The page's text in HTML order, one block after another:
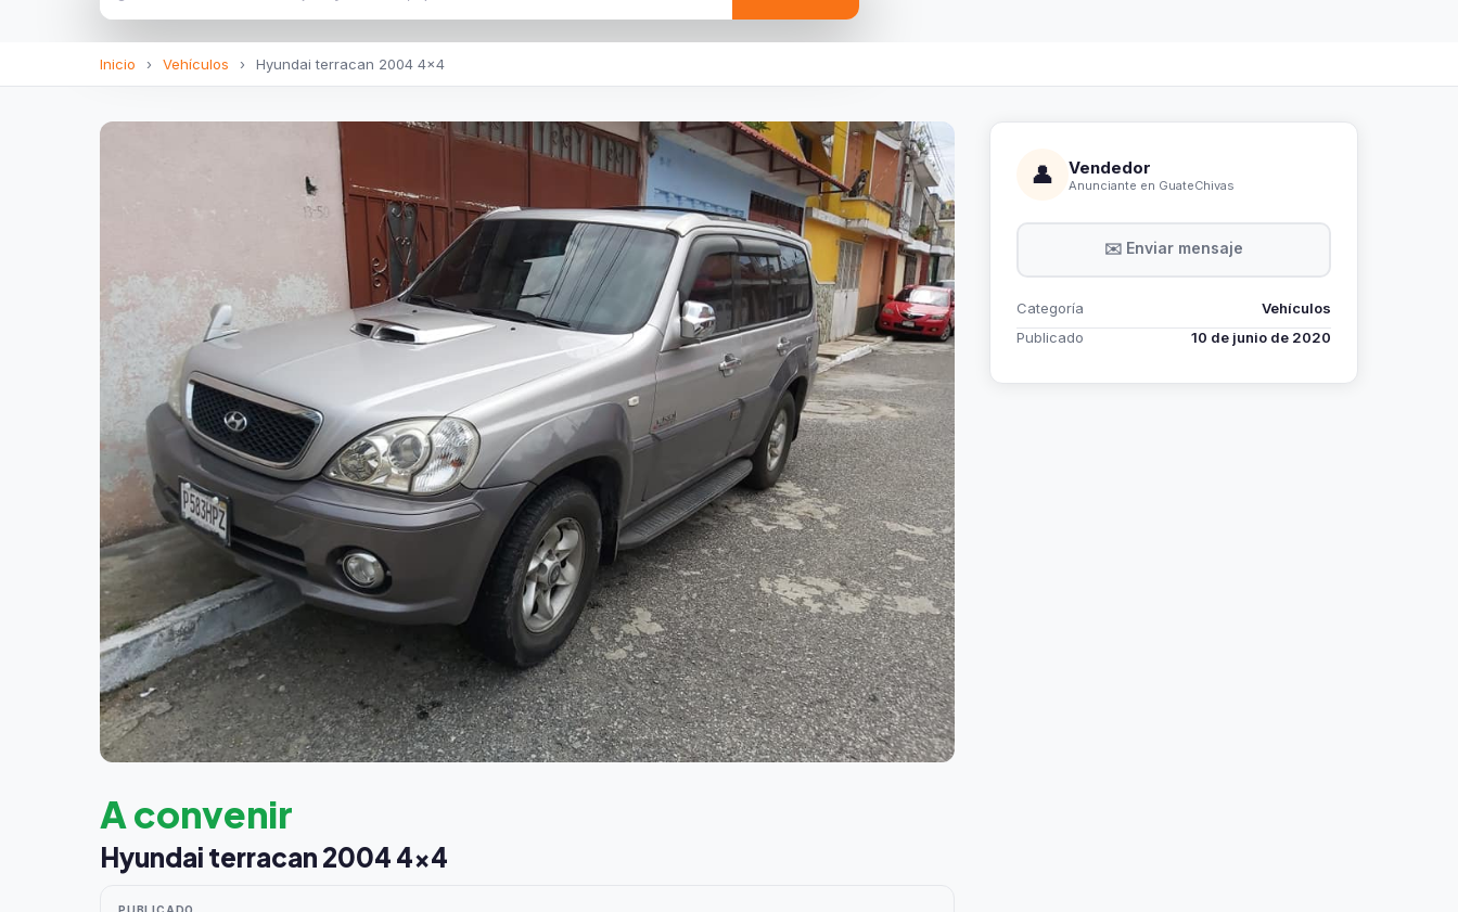
Inicio › Vehículos › Hyundai terracan 2004 4x4
A convenir
Hyundai terracan 2004 4x4
👤 Vendedor
Anunciante en GuateChivas
✉️ Enviar mensaje
Categoría
Vehículos
Publicado
10 de junio de 2020